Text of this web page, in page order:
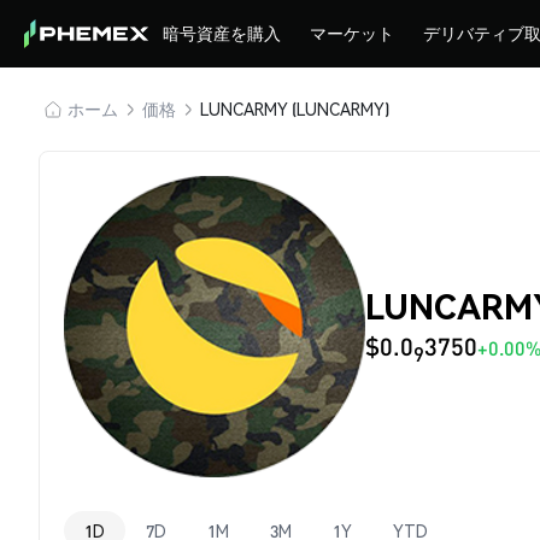
暗号資産を購入 マーケット デリバティブ
ホーム 価格 LUNCARMY (LUNCARMY)
$0.093750+0.00%
1D 7D 1M 3M 1Y YTD